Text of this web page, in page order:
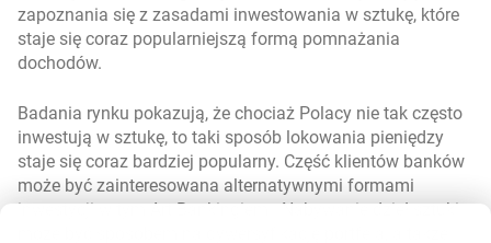
zapoznania się z zasadami inwestowania w sztukę, które
staje się coraz popularniejszą formą pomnażania
dochodów.
Badania rynku pokazują, że chociaż Polacy nie tak często
inwestują w sztukę, to taki sposób lokowania pieniędzy
staje się coraz bardziej popularny. Część klientów banków
może być zainteresowana alternatywnymi formami
inwestycji w tym Art Bankingiem . Nabywanie dzieł sztuki